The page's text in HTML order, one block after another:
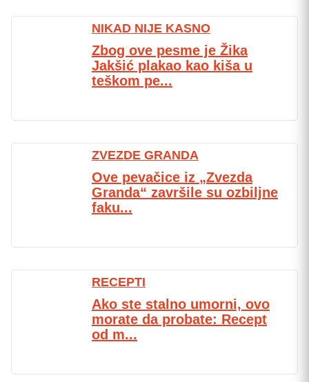
NIKAD NIJE KASNO
Zbog ove pesme je Žika
Jakšić plakao kao kiša u
teškom pe...
ZVEZDE GRANDA
Ove pevačice iz „Zvezda
Granda“ završile su ozbiljne
faku...
RECEPTI
Ako ste stalno umorni, ovo
morate da probate: Recept
od m...